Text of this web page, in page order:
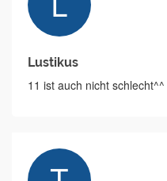
Lustikus
11 ist auch nicht schlecht^^